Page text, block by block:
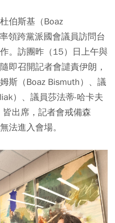
伯斯基（Boaz
領跨黨派國會議員訪問台
。訪團昨（15）日上午與
即召開記者會譴責伊朗，
斯（Boaz Bismuth）、議
）、議員莎法蒂-哈卡夫
皆出席，記者會戒備森
法進入會場。